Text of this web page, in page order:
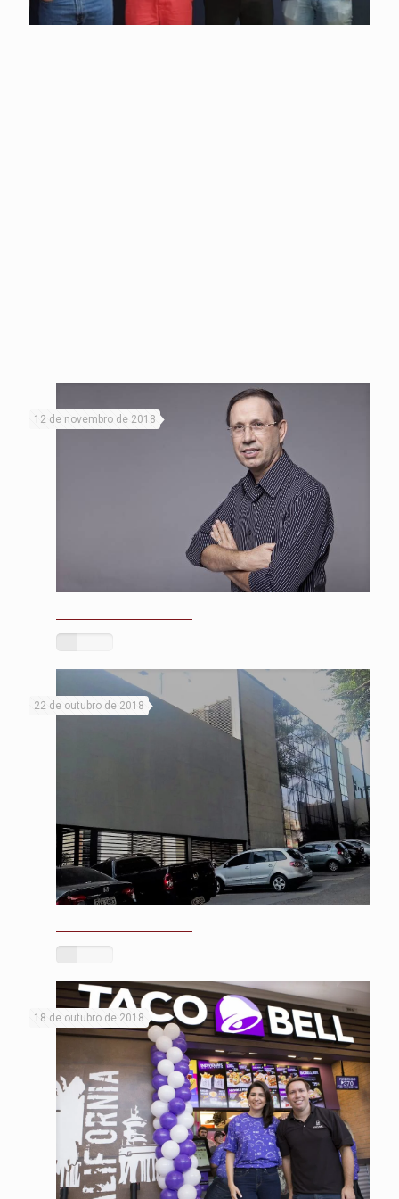
12 de novembro de 2018
22 de outubro de 2018
18 de outubro de 2018